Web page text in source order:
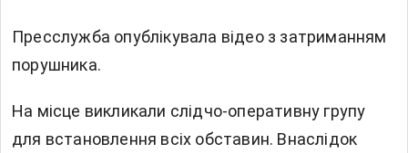
Пресслужба опублікувала відео з затриманням
порушника.
На місце викликали слідчо-оперативну групу
для встановлення всіх обставин. Внаслідок